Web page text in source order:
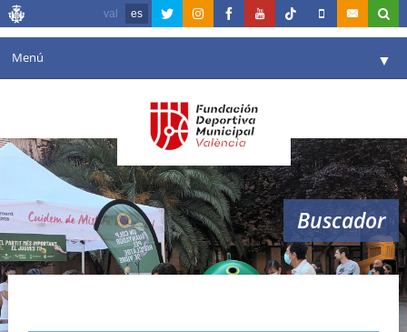
val es
Menú ▼
Agenda
Instalaciones ▼
Comunicación ▼
Valencia en deporte ▼
Buscador
Ecovidrio